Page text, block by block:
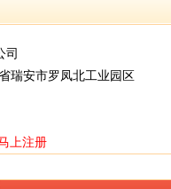
司
瑞安市罗凤北工业园区
上注册